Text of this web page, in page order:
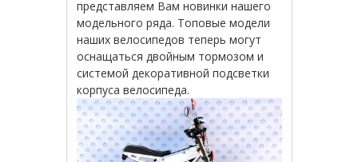
представляем Вам новинки нашего
модельного ряда. Топовые модели
наших велосипедов теперь могут
оснащаться двойным тормозом и
системой декоративной подсветки
корпуса велосипеда.